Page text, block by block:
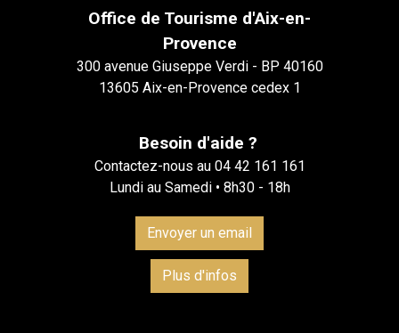
Office de Tourisme d'Aix-en-
Provence
300 avenue Giuseppe Verdi - BP 40160
13605 Aix-en-Provence cedex 1
Besoin d'aide ?
Contactez-nous au 04 42 161 161
Lundi au Samedi • 8h30 - 18h
Envoyer un email
Plus d'infos